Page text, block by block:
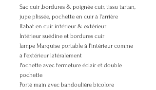
Sac cuir ,bordures & poignée cuir, tissu tartan,
jupe plissée, pochette en cuir à l'arrière
Rabat en cuir intérieur & extérieur
Intérieur suédine et bordures cuir
lampe Marquise portable à l'intérieur comme
à l'extérieur latéralement
Pochette avec fermeture éclair et double
pochette
Porté main avec bandoulière bicolore